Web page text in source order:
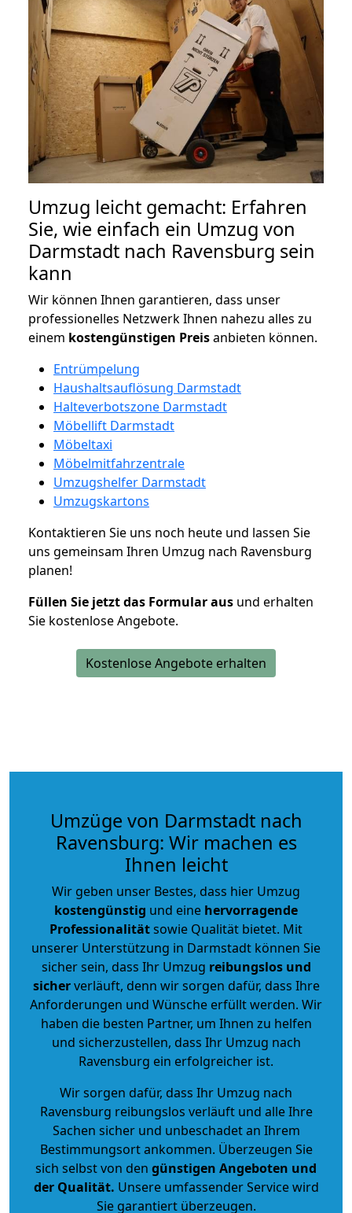
Umzug leicht gemacht: Erfahren
Sie, wie einfach ein Umzug von
Darmstadt nach Ravensburg sein
kann
Wir können Ihnen garantieren, dass unser
professionelles Netzwerk Ihnen nahezu alles zu
einem kostengünstigen Preisanbieten können.
Entrümpelung
Haushaltsauflösung Darmstadt
Halteverbotszone Darmstadt
Möbellift Darmstadt
Möbeltaxi
Möbelmitfahrzentrale
Umzugshelfer Darmstadt
Umzugskartons
Kontaktieren Sie uns noch heute und lassen Sie
uns gemeinsam Ihren Umzug nach Ravensburg
planen!
Füllen Sie jetzt das Formular aus und erhalten
Sie kostenlose Angebote.
Kostenlose Angebote erhalten
Umzüge von Darmstadt nach
Ravensburg: Wir machen es
Ihnen leicht
Wir geben unser Bestes, dass hier Umzug
kostengünstig und eine hervorragende
Professionalitätsowie Qualität bietet. Mit
unserer Unterstützung in Darmstadt können Sie
sicher sein, dass Ihr Umzug reibungslos und
sicherverläuft, denn wir sorgen dafür, dass Ihre
Anforderungen und Wünsche erfüllt werden. Wir
haben die besten Partner, um Ihnen zu helfen
und sicherzustellen, dass Ihr Umzug nach
Ravensburg ein erfolgreicher ist.
Wir sorgen dafür, dass Ihr Umzug nach
Ravensburg reibungslos verläuft und alle Ihre
Sachen sicher und unbeschadet an Ihrem
Bestimmungsort ankommen. Überzeugen Sie
sich selbst von den günstigen Angeboten und
der Qualität. Unsere umfassender Service wird
Sie garantiert überzeugen.